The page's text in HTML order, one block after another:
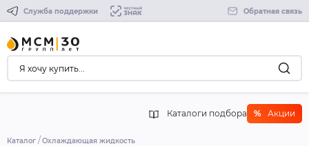
Служба поддержки Обратная связь
Каталоги подбора % Акции
Каталог Охлаждающая жидкость